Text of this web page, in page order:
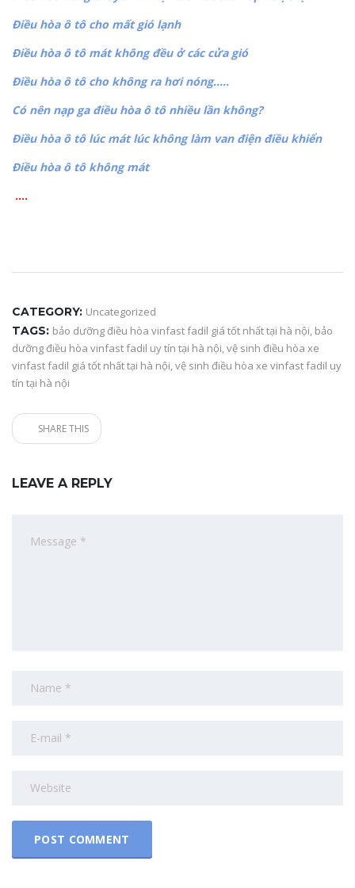
Điều hòa ô tô cho mất gió lạnh
Điều hòa ô tô mát không đều ở các cửa gió
Điều hòa ô tô cho không ra hơi nóng…..
Có nên nạp ga điều hòa ô tô nhiều lần không?
Điều hòa ô tô lúc mát lúc không làm van điện điều khiển
Điều hòa ô tô không mát
….
CATEGORY: Uncategorized
TAGS: bảo dưỡng điều hòa vinfast fadil giá tốt nhất tại hà nội, bảo
dưỡng điều hòa vinfast fadil uy tín tại hà nội,vệ sinh điều hòa xe
vinfast fadil giá tốt nhất tại hà nội,vệ sinh điều hòa xe vinfast fadil uy
tín tại hà nội
SHARE THIS
LEAVE A REPLY